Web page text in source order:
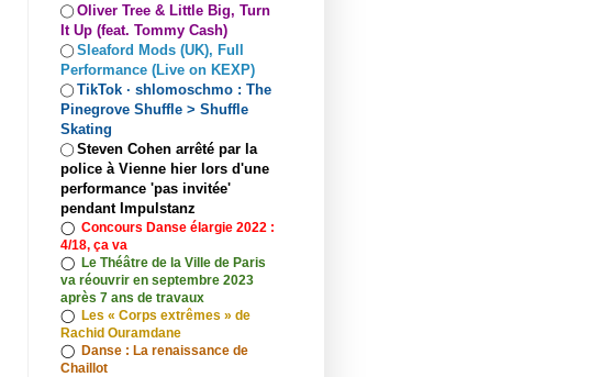
◯ Oliver Tree & Little Big, Turn
It Up (feat. Tommy Cash)
◯ Sleaford Mods (UK), Full
Performance (Live on KEXP)
◯ TikTok · shlomoschmo : The
Pinegrove Shuffle > Shuffle
Skating
◯ Steven Cohen arrêté par la
police à Vienne hier lors d'une
performance 'pas invitée'
pendant Impulstanz
◯ Concours Danse élargie 2022 :
4/18, ça va
◯ Le Théâtre de la Ville de Paris
va réouvrir en septembre 2023
après 7 ans de travaux
◯ Les « Corps extrêmes » de
Rachid Ouramdane
◯ Danse : La renaissance de
Chaillot